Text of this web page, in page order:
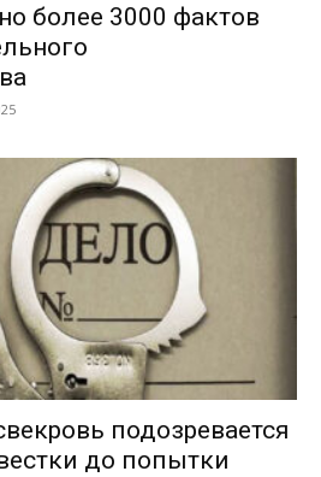
более 3000 фактов
подозревается
до попытки